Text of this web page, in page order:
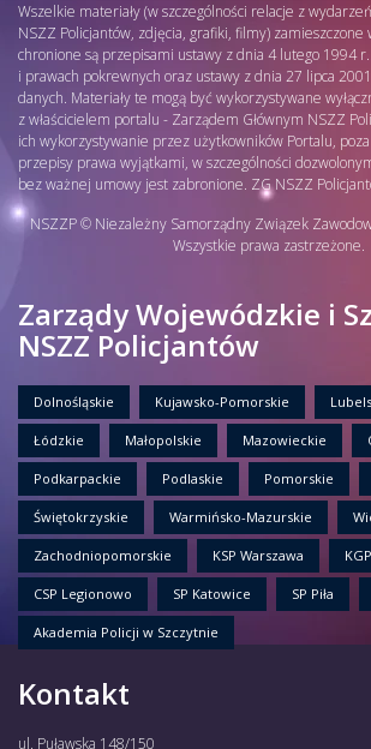
Wszelkie materiały (w szczególności relacje z
NSZZ Policjantów, zdjęcia, grafiki, filmy)
chronione są przepisami ustawy z dnia 4 lutego 1994
i prawach pokrewnych oraz ustawy z dnia 27 lipca
danych. Materiały te mogą być wykorzystywane
z właścicielem portalu - Zarządem Głównym NSZZ
ich wykorzystywanie przez użytkowników Portalu,
przepisy prawa wyjątkami, w szczególności
bez ważnej umowy jest zabronione. ZG NSZZ
NSZZP © Niezależny Samorządny Związek
Wszystkie prawa zastrzeżone.
Zarządy Wojewódzkie i
NSZZ Policjantów
Dolnośląskie Kujawsko-Pomorskie
Łódzkie Małopolskie Mazowieckie
Podkarpackie Podlaskie Pomorskie
Świętokrzyskie Warmińsko-Mazurskie
Zachodniopomorskie KSP Warszawa KGP
CSP Legionowo SP Katowice SP Piła
Akademia Policji w Szczytnie
Kontakt
ul. Puławska 148/150